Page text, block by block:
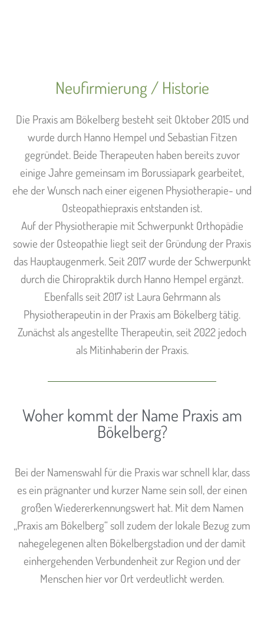
Neufirmierung / Historie
Die Praxis am Bökelberg besteht seit Oktober 2015 und
wurde durch Hanno Hempel und Sebastian Fitzen
gegründet. Beide Therapeuten haben bereits zuvor
einige Jahre gemeinsam im Borussiapark gearbeitet,
ehe der Wunsch nach einer eigenen Physiotherapie- und
Osteopathiepraxis entstanden ist.
Auf der Physiotherapie mit Schwerpunkt Orthopädie
sowie der Osteopathie liegt seit der Gründung der Praxis
das Hauptaugenmerk. Seit 2017 wurde der Schwerpunkt
durch die Chiropraktik durch Hanno Hempel ergänzt.
Ebenfalls seit 2017 ist Laura Gehrmann als
Physiotherapeutin in der Praxis am Bökelberg tätig.
Zunächst als angestellte Therapeutin, seit 2022 jedoch
als Mitinhaberin der Praxis.
Woher kommt der Name Praxis am
Bökelberg?
Bei der Namenswahl für die Praxis war schnell klar, dass
es ein prägnanter und kurzer Name sein soll, der einen
großen Wiedererkennungswert hat. Mit dem Namen
„Praxis am Bökelberg“ soll zudem der lokale Bezug zum
nahegelegenen alten Bökelbergstadion und der damit
einhergehenden Verbundenheit zur Region und der
Menschen hier vor Ort verdeutlicht werden.